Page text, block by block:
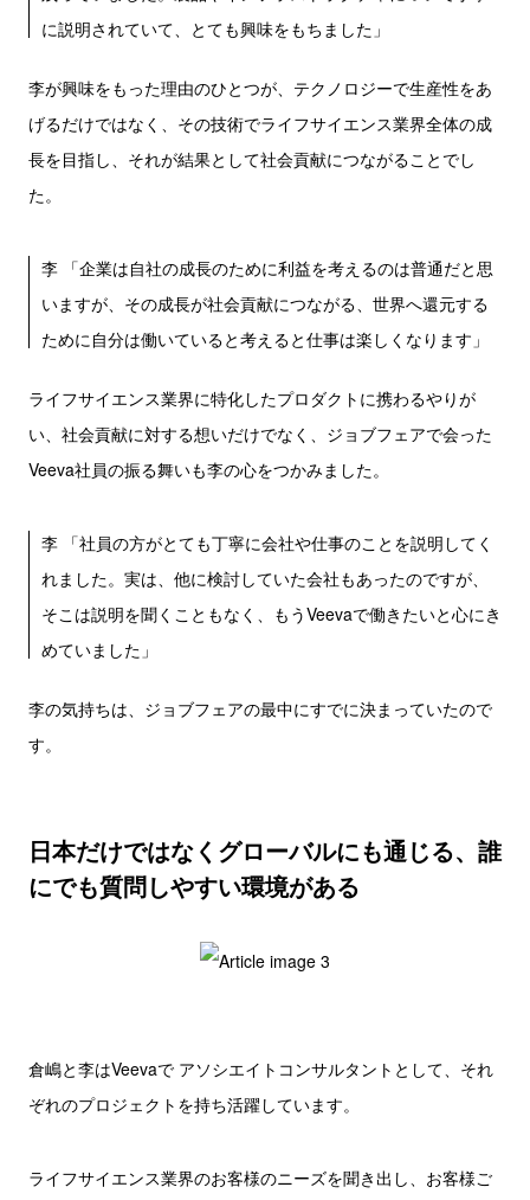
に説明されていて、とても興味をもちました」
李が興味をもった理由のひとつが、テクノロジーで生産性をあ
げるだけではなく、その技術でライフサイエンス業界全体の成
長を目指し、それが結果として社会貢献につながることでし
た。
李 「企業は自社の成長のために利益を考えるのは普通だと思
いますが、その成長が社会貢献につながる、世界へ還元する
ために自分は働いていると考えると仕事は楽しくなります」
ライフサイエンス業界に特化したプロダクトに携わるやりが
い、社会貢献に対する想いだけでなく、ジョブフェアで会った
Veeva社員の振る舞いも李の心をつかみました。
李 「社員の方がとても丁寧に会社や仕事のことを説明してく
れました。実は、他に検討していた会社もあったのですが、
そこは説明を聞くこともなく、もうVeevaで働きたいと心にき
めていました」
李の気持ちは、ジョブフェアの最中にすでに決まっていたので
す。
日本だけではなくグローバルにも通じる、誰
にでも質問しやすい環境がある
倉嶋と李はVeevaで アソシエイトコンサルタントとして、それ
ぞれのプロジェクトを持ち活躍しています。
ライフサイエンス業界のお客様のニーズを聞き出し、お客様ご